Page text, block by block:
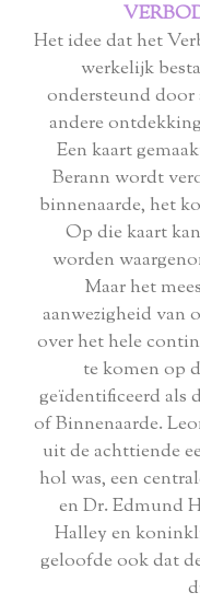
Het idee dat het
werkelijk
ondersteund
andere
Een kaart
Berann wordt
binnenaarde, het
Op die kaart
worden
Maar het
aanwezigheid van
over het hele
te komen op
geïdentificeerd als
of Binnenaarde.
uit de achttiende
hol was, een
en Dr. Edmund
Halley en
geloofde ook dat